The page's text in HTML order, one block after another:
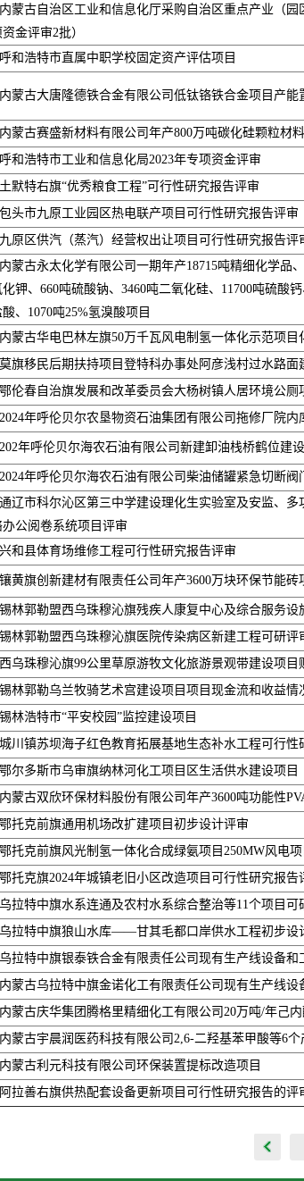
内蒙古自治区工业和信息化厅采购自治区重点产业（
金评审2批）
呼和浩特市直属中职学校固定资产评估项目
内蒙古大唐隆德铁合金有限公司低钛铬铁合金项目产能
内蒙古赛盛新材料有限公司年产800万吨碳化硅颗粒材
呼和浩特市工业和信息化局2023年专项资金评审
土默特右旗“优秀粮食工程”可行性研究报告评审
包头市九原工业园区热电联产项目可行性研究报告评审
九原区供汽（蒸汽）经营权出让项目可行性研究报告评
内蒙古永太化学有限公司一期年产18715吨精细化学品
化钾、660吨硫酸钠、3460吨二氧化硅、11700吨硫酸
酸、1070吨25%氢溴酸项目
内蒙古华电巴林左旗50万千瓦风电制氢一体化示范项目
莫旗移民后期扶持项目登特科办事处阿彦浅村过水路面
鄂伦春自治旗发展和改革委员会大杨树镇人居环境公厕
2024年呼伦贝尔农垦物资石油集团有限公司拖修厂院内
202年呼伦贝尔海农石油有限公司新建卸油栈桥鹤位建
2024年呼伦贝尔海农石油有限公司柴油储罐紧急切断阀
通辽市科尔沁区第三中学建设理化生实验室及安监、多
办公阅卷系统项目评审
兴和县体育场维修工程可行性研究报告评审
镶黄旗创新建材有限责任公司年产3600万块环保节能砖
锡林郭勒盟西乌珠穆沁旗残疾人康复中心及综合服务设
锡林郭勒盟西乌珠穆沁旗医院传染病区新建工程可研评
西乌珠穆沁旗99公里草原游牧文化旅游景观带建设项目
锡林郭勒乌兰牧骑艺术宫建设项目项目现金流和收益情
锡林浩特市“平安校园”监控建设项目
城川镇苏坝海子红色教育拓展基地生态补水工程可行性
鄂尔多斯市乌审旗纳林河化工项目区生活供水建设项目
内蒙古双欣环保材料股份有限公司年产3600吨功能性
鄂托克前旗通用机场改扩建项目初步设计评审
鄂托克前旗风光制氢一体化合成绿氨项目250MW风电
鄂托克旗2024年城镇老旧小区改造项目可行性研究报告
乌拉特中旗水系连通及农村水系综合整治等11个项目可
乌拉特中旗狼山水库——甘其毛都口岸供水工程初步设
乌拉特中旗银泰铁合金有限责任公司现有生产线设备和
内蒙古乌拉特中旗金诺化工有限责任公司现有生产线设
内蒙古庆华集团腾格里精细化工有限公司20万吨/年己
内蒙古宇晨润医药科技有限公司2,6-二羟基苯甲酸等6个
内蒙古利元科技有限公司环保装置提标改造项目
阿拉善右旗供热配套设备更新项目可行性研究报告的评